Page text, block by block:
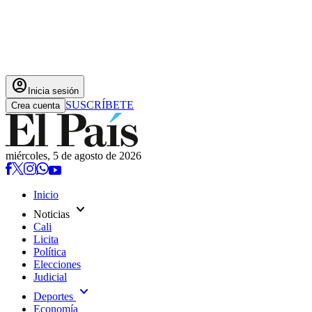
account_circle Inicia sesión
Crea cuenta SUSCRÍBETE
miércoles, 5 de agosto de 2026
Inicio
Noticias expand_more
Cali
Licita
Política
Elecciones
Judicial
Deportes expand_more
Economía